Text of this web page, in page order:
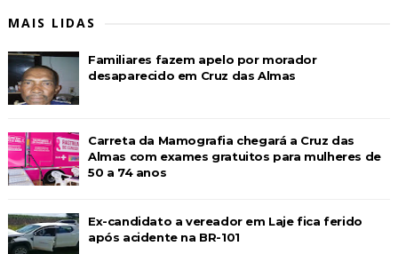
MAIS LIDAS
Familiares fazem apelo por morador
desaparecido em Cruz das Almas
Carreta da Mamografia chegará a Cruz das
Almas com exames gratuitos para mulheres de
50 a 74 anos
Ex-candidato a vereador em Laje fica ferido
após acidente na BR-101